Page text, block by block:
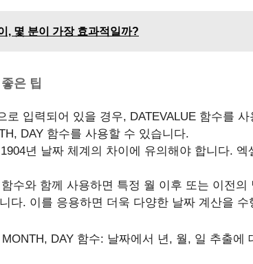
, 몇 분이 가장 효과적일까?
은 팁
로 입력되어 있을 경우, DATEVALUE 함수를
DAY 함수를 사용할 수 있습니다.
년 날짜 체계의 차이에 유의해야 합니다. 엑
수와 함께 사용하면 특정 월 이후 또는 이전
다. 이를 응용하면 더욱 다양한 날짜 계산을 수
DAY 함수: 날짜에서 년, 월, 일 추출에